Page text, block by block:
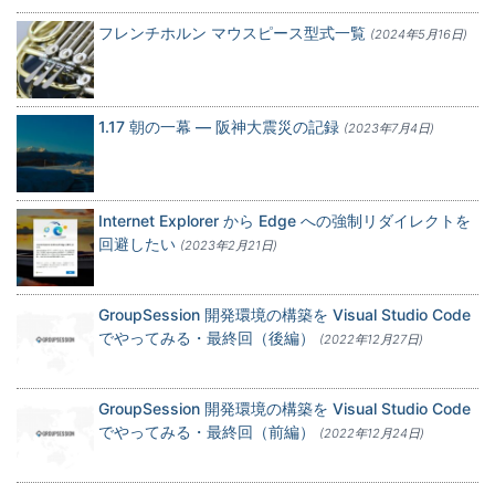
フレンチホルン マウスピース型式一覧 (2024年5月16日)
1.17 朝の一幕 — 阪神大震災の記録 (2023年7月4日)
Internet Explorer から Edge への強制リダイレクトを
回避したい (2023年2月21日)
GroupSession 開発環境の構築を Visual Studio Code
でやってみる・最終回（後編）
(2022年12月27日)
GroupSession 開発環境の構築を Visual Studio Code
でやってみる・最終回（前編）
(2022年12月24日)